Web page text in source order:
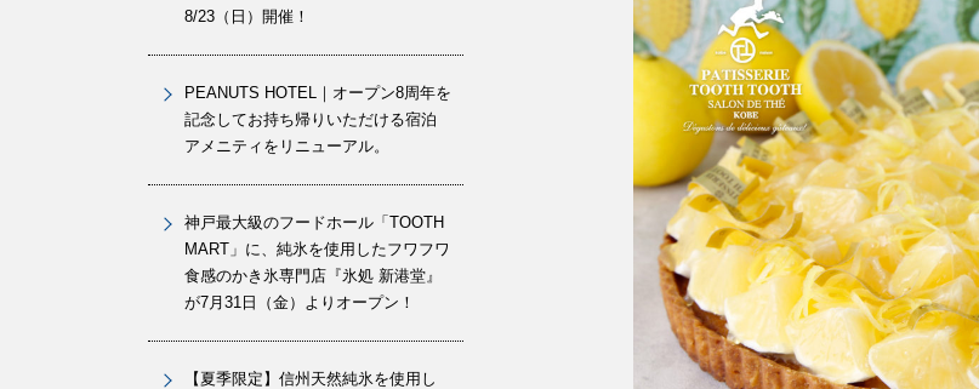
8/23（日）開催！
PEANUTS HOTEL｜オープン8周年を
記念してお持ち帰りいただける宿泊
アメニティをリニューアル。
神戸最大級のフードホール「TOOTH
MART」に、純氷を使用したフワフワ
食感のかき氷専門店『氷処 新港堂』
が7月31日（金）よりオープン！
【夏季限定】信州天然純氷を使用し